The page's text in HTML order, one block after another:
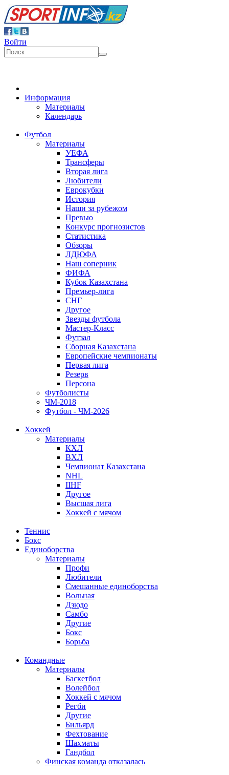
Войти
Информация
Материалы
Календарь
Футбол
Материалы
УЕФА
Трансферы
Вторая лига
Любители
Еврокубки
История
Наши за рубежом
Превью
Конкурс прогнозистов
Статистика
Обзоры
ЛДЮФА
Наш соперник
ФИФА
Кубок Казахстана
Премьер-лига
СНГ
Другое
Звезды футбола
Мастер-Класс
Футзал
Сборная Казахстана
Европейские чемпионаты
Первая лига
Резерв
Персона
Футболисты
ЧМ-2018
Футбол - ЧМ-2026
Хоккей
Материалы
КХЛ
ВХЛ
Чемпионат Казахстана
NHL
IIHF
Другое
Высшая лига
Хоккей с мячом
Теннис
Бокс
Единоборства
Материалы
Профи
Любители
Смешанные единоборства
Вольная
Дзюдо
Самбо
Другие
Бокс
Борьба
Командные
Материалы
Баскетбол
Волейбол
Хоккей с мячом
Регби
Другие
Бильярд
Фехтование
Шахматы
Гандбол
Финская команда отказалась